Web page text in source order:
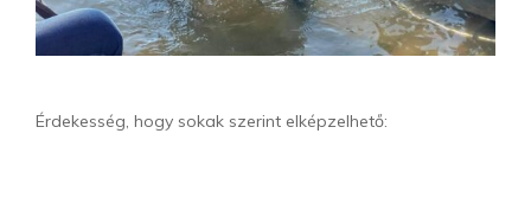
Érdekesség, hogy sokak szerint elképzelhető: